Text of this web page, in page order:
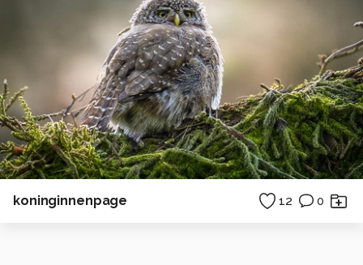
koninginnenpage 12 0